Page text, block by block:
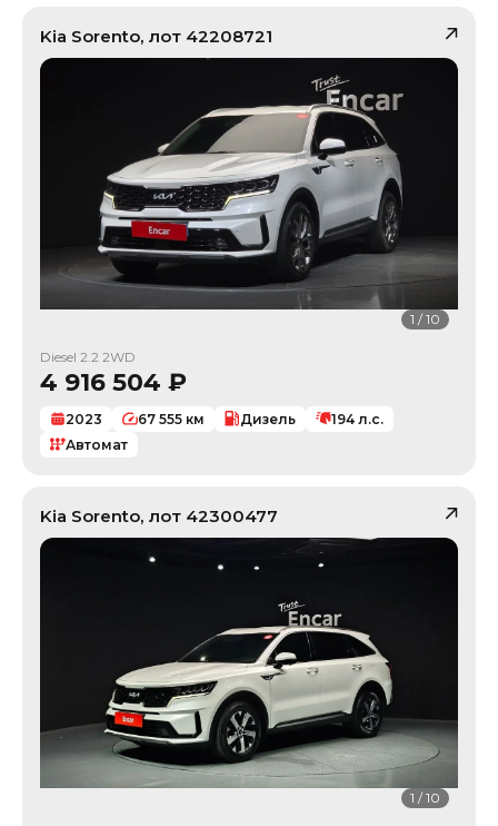
Kia Sorento, лот 42208721
1 /10
Diesel 2.2 2WD
4 916 504 ₽
2023 67 555 км Дизель 194 л.с.
Автомат
Kia Sorento, лот 42300477
1 /10